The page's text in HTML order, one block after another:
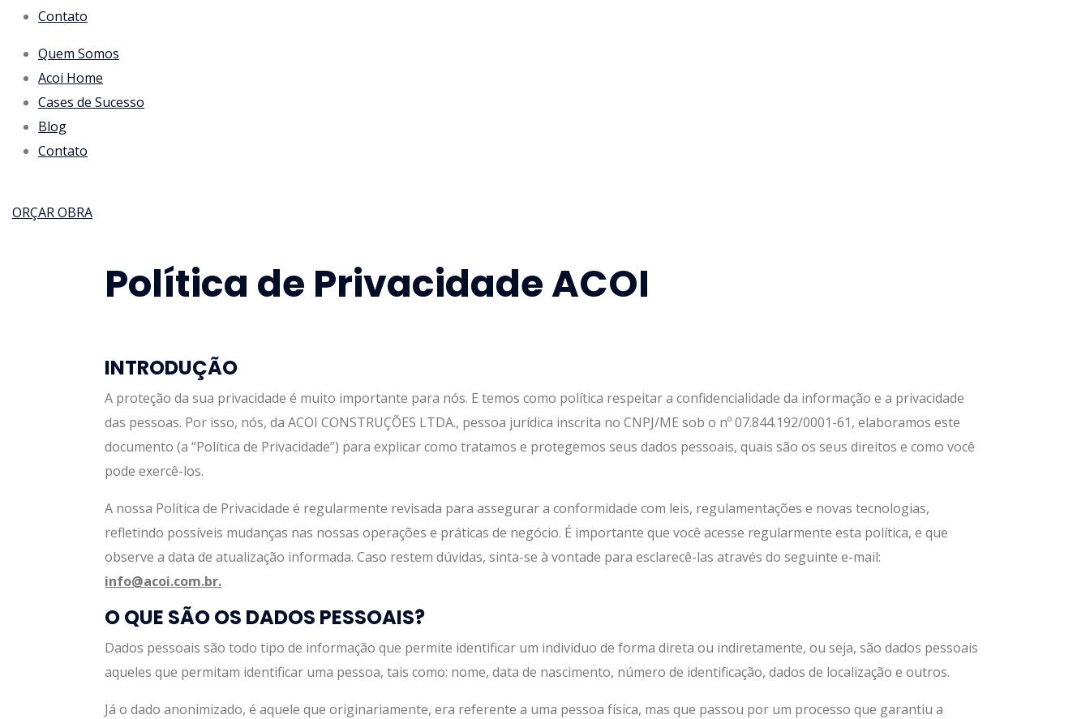
Contato
Quem Somos
Acoi Home
Cases de Sucesso
Blog
Contato
ORÇAR OBRA
Política de Privacidade ACOI
INTRODUÇÃO
A proteção da sua privacidade é muito importante para nós. E temos como política respeitar a confidencialidade da informação e a privacidade
das pessoas. Por isso, nós, da ACOI CONSTRUÇÕES LTDA., pessoa jurídica inscrita no CNPJ/ME sob o nº 07.844.192/0001-61, elaboramos este
documento (a “Política de Privacidade”) para explicar como tratamos e protegemos seus dados pessoais, quais são os seus direitos e como você
pode exercê-los.
A nossa Política de Privacidade é regularmente revisada para assegurar a conformidade com leis, regulamentações e novas tecnologias,
refletindo possíveis mudanças nas nossas operações e práticas de negócio. É importante que você acesse regularmente esta política, e que
observe a data de atualização informada. Caso restem dúvidas, sinta-se à vontade para esclarecê-las através do seguinte e-mail:
info@acoi.com.br.
O QUE SÃO OS DADOS PESSOAIS?
Dados pessoais são todo tipo de informação que permite identificar um indivíduo de forma direta ou indiretamente, ou seja, são dados pessoais
aqueles que permitam identificar uma pessoa, tais como: nome, data de nascimento, número de identificação, dados de localização e outros.
Já o dado anonimizado, é aquele que originariamente, era referente a uma pessoa física, mas que passou por um processo que garantiu a